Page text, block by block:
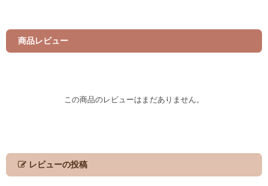
商品レビュー
この商品のレビューはまだありません。
レビューの投稿